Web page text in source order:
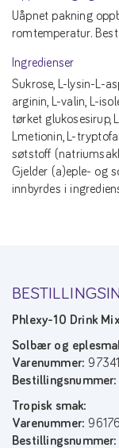
Uåpnet pakning
romtemperatur.
Ingredienser
Sukrose, L-lysin-L-
arginin, L-valin, L-
tørket glukosesirup,
Lmetionin, L-
søtstoff
Gjelder (a)eple- og
innbyrdes i
Phlexy-10 Drink Mix
Solbær og
Varenummer:
Bestillingsnummer:
Tropisk smak:
Varenummer:
Bestillingsnummer: